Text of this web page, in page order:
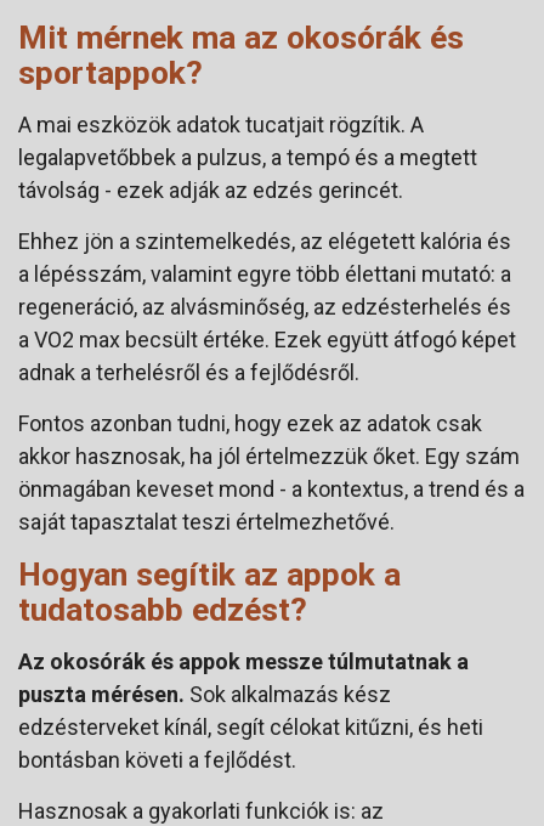
Mit mérnek ma az okosórák és
sportappok?
A mai eszközök adatok tucatjait rögzítik. A
legalapvetőbbek a pulzus, a tempó és a megtett
távolság - ezek adják az edzés gerincét.
Ehhez jön a szintemelkedés, az elégetett kalória és
a lépésszám, valamint egyre több élettani mutató: a
regeneráció, az alvásminőség, az edzésterhelés és
a VO2 max becsült értéke. Ezek együtt átfogó képet
adnak a terhelésről és a fejlődésről.
Fontos azonban tudni, hogy ezek az adatok csak
akkor hasznosak, ha jól értelmezzük őket. Egy szám
önmagában keveset mond - a kontextus, a trend és a
saját tapasztalat teszi értelmezhetővé.
Hogyan segítik az appok a
tudatosabb edzést?
Az okosórák és appok messze túlmutatnak a
puszta mérésen. Sok alkalmazás kész
edzésterveket kínál, segít célokat kitűzni, és heti
bontásban követi a fejlődést.
Hasznosak a gyakorlati funkciók is: az